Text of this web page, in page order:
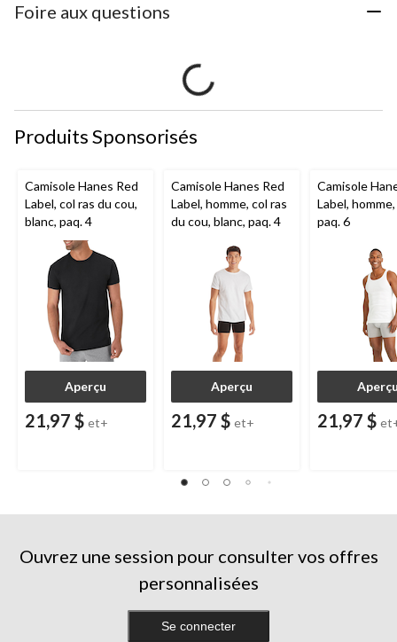
Foire aux questions
Produits Sponsorisés
Camisole Hanes Red
Label, col ras du cou,
blanc, paq. 4
Aperçu
21,97 $ et+
Camisole Hanes Red
Label, homme, col ras
du cou, blanc, paq. 4
Aperçu
21,97 $ et+
Camisole
Label,
paq. 6
21,97 $
Ouvrez une session pour consulter vos offres
personnalisées
Se connecter